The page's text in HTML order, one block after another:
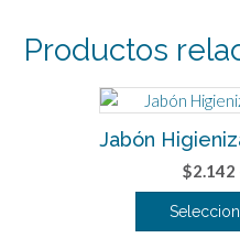
Productos
Jabón
$2.142